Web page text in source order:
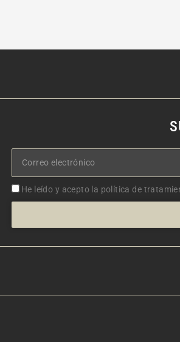
Correo
electrónico
Aceptacion
He leído y acepto la política de